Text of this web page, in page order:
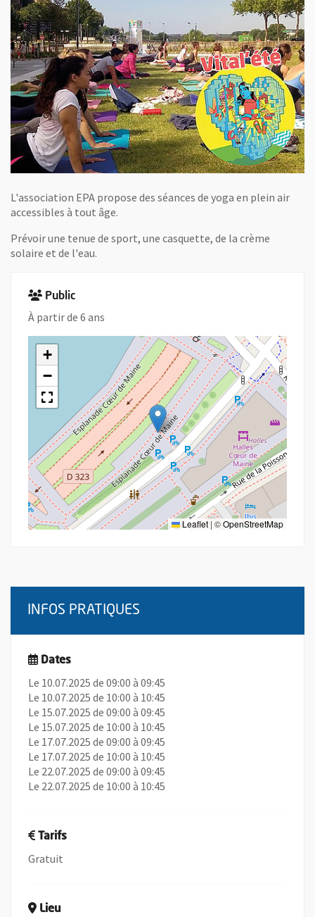
L'association EPA propose des séances de yoga en plein air
accessibles à tout âge.
Prévoir une tenue de sport, une casquette, de la crème
solaire et de l'eau.
Public
À partir de 6 ans
+
−
Leaflet | ©OpenStreetMap
INFOS PRATIQUES
Dates
Le 10.07.2025 de 09:00 à 09:45
Le 10.07.2025 de 10:00 à 10:45
Le 15.07.2025 de 09:00 à 09:45
Le 15.07.2025 de 10:00 à 10:45
Le 17.07.2025 de 09:00 à 09:45
Le 17.07.2025 de 10:00 à 10:45
Le 22.07.2025 de 09:00 à 09:45
Le 22.07.2025 de 10:00 à 10:45
Tarifs
Gratuit
Lieu